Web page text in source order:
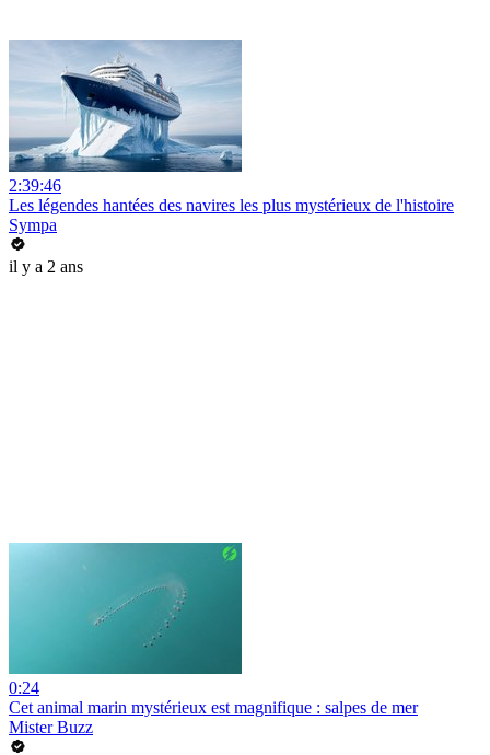
2:39:46
Les légendes hantées des navires les plus mystérieux de l'histoire
Sympa
il y a 2 ans
0:24
Cet animal marin mystérieux est magnifique : salpes de mer
Mister Buzz